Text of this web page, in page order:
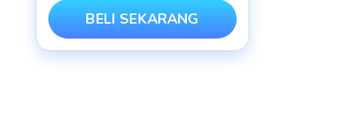
BELI SEKARANG